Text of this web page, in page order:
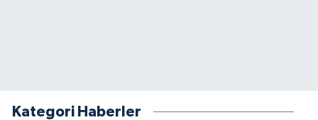
Kategori Haberler